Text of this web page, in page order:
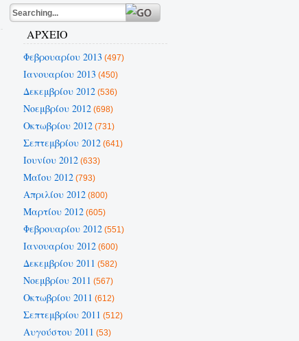
ΑΡΧΕΙΟ
Φεβρουαρίου 2013 (497)
Ιανουαρίου 2013 (450)
Δεκεμβρίου 2012(536)
Νοεμβρίου 2012(698)
Οκτωβρίου 2012(731)
Σεπτεμβρίου 2012(641)
Ιουνίου 2012(633)
Μαΐου 2012(793)
Απριλίου 2012(800)
Μαρτίου 2012(605)
Φεβρουαρίου 2012(551)
Ιανουαρίου 2012(600)
Δεκεμβρίου 2011 (582)
Νοεμβρίου 2011 (567)
Οκτωβρίου 2011 (612)
Σεπτεμβρίου 2011 (512)
Αυγούστου 2011 (53)